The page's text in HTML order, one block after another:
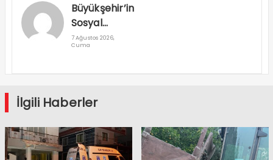
Büyükşehir’in
Sosyal
Destek
7 Ağustos 2026,
Cuma
İlgili Haberler